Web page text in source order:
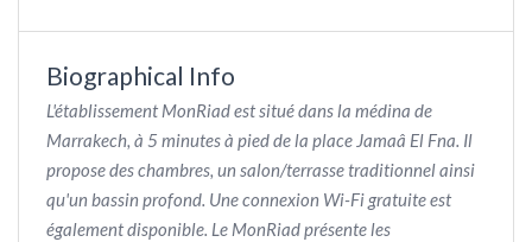
Biographical Info
L'établissement MonRiad est situé dans la médina de
Marrakech, à 5 minutes à pied de la place Jamaâ El Fna. Il
propose des chambres, un salon/terrasse traditionnel ainsi
qu'un bassin profond. Une connexion Wi-Fi gratuite est
également disponible. Le MonRiad présente les